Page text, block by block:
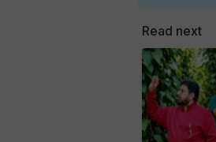
Read next